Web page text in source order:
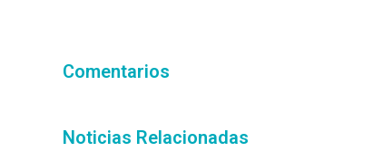
Comentarios
Noticias Relacionadas